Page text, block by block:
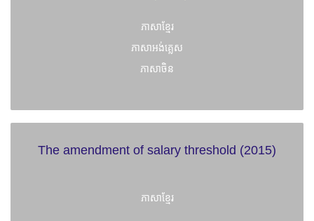
ភាសាខ្មែរ
ភាសាអង់គ្លេស
ភាសាចិន
The amendment of salary threshold (2015)
ភាសាខ្មែរ